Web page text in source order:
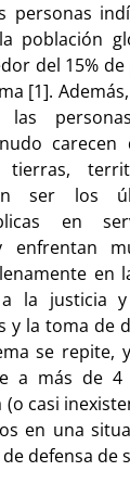
personas
población
del 15%
[1].
las
carecen
ser los
en
enfrentan
en
a la justicia
y la toma de
se repite,
a más de
(o casi
en una
defensa de